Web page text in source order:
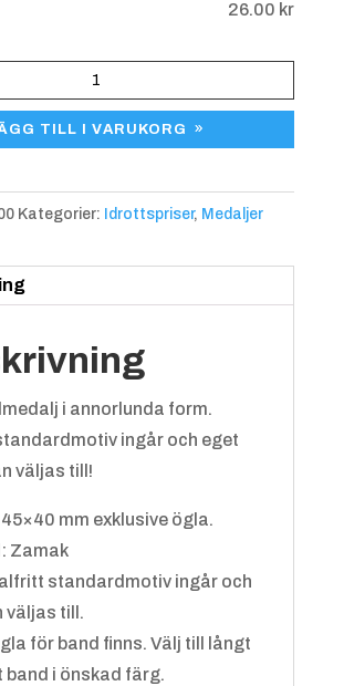
Badminton
25 medaljer och 50
på en produkt så
vi på orderbekräftelsen
när vi går igenom ordern.
separat med artikeln
till idrottspriser”.
Blå/röd +4.25 kr
4.25 kr
26.00 kr
TILL I VARUKORG
Kategorier: Idrottspriser, Medaljer
i annorlunda form.
ingår och eget
väljas till!
mm exklusive ögla.
Zamak
standardmotiv ingår och
väljas till.
för band finns. Välj till långt
band i önskad färg.